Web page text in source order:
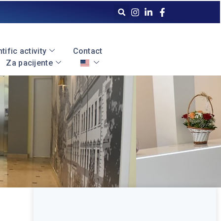
activity
Contact
Za pacijente